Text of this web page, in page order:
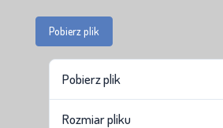
Pobierz plik
Pobierz plik
Rozmiar pliku